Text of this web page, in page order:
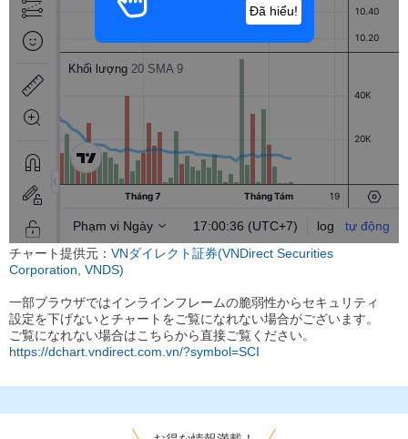
チャート提供元： VNダイレクト証券(VNDirect Securities
Corporation, VNDS)
一部ブラウザではインラインフレームの脆弱性からセキュリティ
設定を下げないとチャートをご覧になれない場合がございます。
ご覧になれない場合はこちらから直接ご覧ください。
https://dchart.vndirect.com.vn/?symbol=SCI